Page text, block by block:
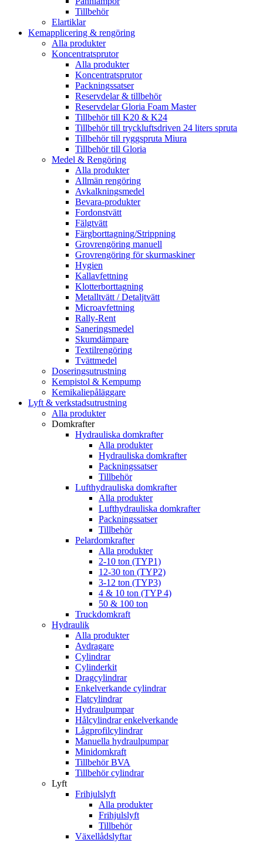
Tillbehör
Elartiklar
Kemapplicering & rengöring
Alla produkter
Koncentratsprutor
Alla produkter
Koncentratsprutor
Packningssatser
Reservdelar & tillbehör
Reservdelar Gloria Foam Master
Tillbehör till K20 & K24
Tillbehör till tryckluftsdriven 24 liters spruta
Tillbehör till ryggspruta Miura
Tillbehör till Gloria
Medel & Rengöring
Alla produkter
Allmän rengöring
Avkalkningsmedel
Bevara-produkter
Fordonstvätt
Fälgtvätt
Färgborttagning/Strippning
Grovrengöring manuell
Grovrengöring för skurmaskiner
Hygien
Kallavfettning
Klotterborttagning
Metalltvätt / Detaljtvätt
Microavfettning
Rally-Rent
Saneringsmedel
Skumdämpare
Textilrengöring
Tvättmedel
Doseringsutrustning
Kempistol & Kempump
Kemikaliepåläggare
Lyft & verkstadsutrustning
Alla produkter
Domkrafter
Hydrauliska domkrafter
Alla produkter
Hydrauliska domkrafter
Packningssatser
Tillbehör
Lufthydrauliska domkrafter
Alla produkter
Lufthydrauliska domkrafter
Packningssatser
Tillbehör
Pelardomkrafter
Alla produkter
2-10 ton (TYP1)
12-30 ton (TYP2)
3-12 ton (TYP3)
4 & 10 ton (TYP 4)
50 & 100 ton
Truckdomkraft
Hydraulik
Alla produkter
Avdragare
Cylindrar
Cylinderkit
Dragcylindrar
Enkelverkande cylindrar
Flatcylindrar
Hydraulpumpar
Hålcylindrar enkelverkande
Lågprofilcylindrar
Manuella hydraulpumpar
Minidomkraft
Tillbehör BVA
Tillbehör cylindrar
Lyft
Frihjulslyft
Alla produkter
Frihjulslyft
Tillbehör
Växellådslyftar